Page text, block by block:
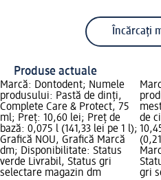
Încărcați
Produse actuale
Marcă: Dontodent; Numele
produsului: Pastă de dinți,
Complete Care & Protect, 75
ml; Preț: 10,60 lei; Preț de
bază: 0,075 l (141,33 lei pe 1 l);
Grafică NOU, Grafică Marcă
dm; Disponibilitate: Status
verde Livrabil, Status gri
selectare magazin dm
de
gri